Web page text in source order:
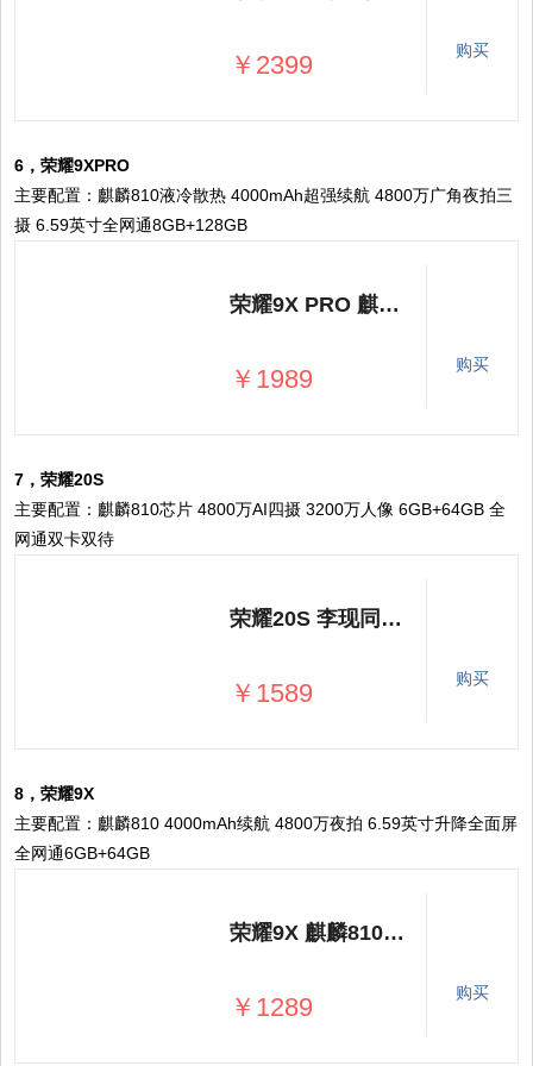
￥2399 购买
6，荣耀9XPRO
主要配置：麒麟810液冷散热 4000mAh超强续航 4800万广角夜拍三
摄 6.59英寸全网通8GB+128GB
荣耀9X PRO 麒麟810液冷散热 4000mAh超强续航 4800万超广角夜拍三摄 6.59英寸全网通8GB+128GB 幻影紫
￥1989 购买
7，荣耀20S
主要配置：麒麟810芯片 4800万AI四摄 3200万人像 6GB+64GB 全
网通双卡双待
荣耀20S 李现同款 3200万人像超级夜景 4800万超广角AI三摄 麒麟810 全网通版6GB+128GB 蝶羽蓝
￥1589 购买
8，荣耀9X
主要配置：麒麟810 4000mAh续航 4800万夜拍 6.59英寸升降全面屏
全网通6GB+64GB
荣耀9X 麒麟810 4000mAh续航 4800万超清夜拍 6.59英寸升降全面屏 全网通6GB+64GB 魅海蓝
￥1289 购买